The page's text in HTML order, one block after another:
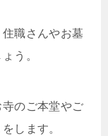
職さんやお墓
う。
のご本堂やご
します。